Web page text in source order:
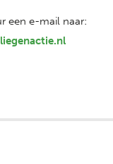
een e-mail naar: